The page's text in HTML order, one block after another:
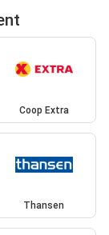
Coop Extra
Thansen